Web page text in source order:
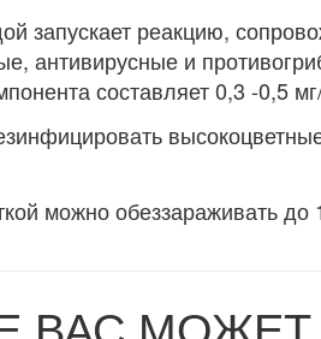
запускает реакцию,
антивирусные и
составляет 0,3 -0,5
можно обеззараживать